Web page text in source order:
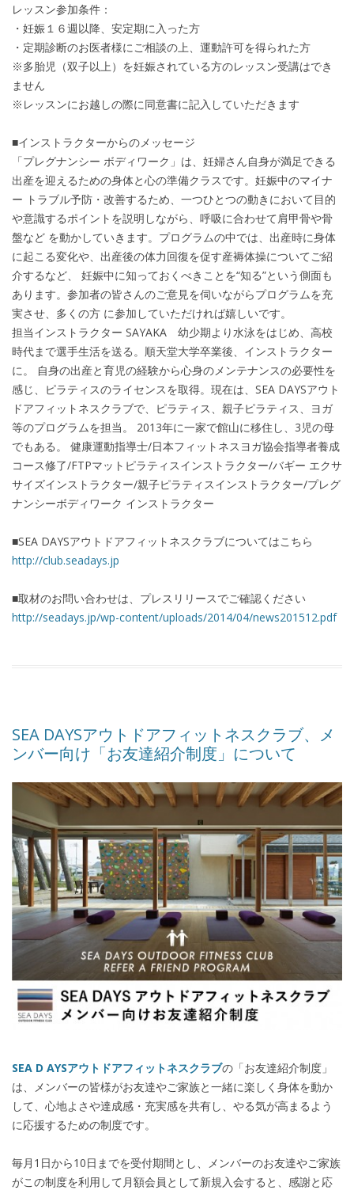
レッスン参加条件：
・妊娠１６週以降、安定期に入った方
・定期診断のお医者様にご相談の上、運動許可を得られた方
※多胎児（双子以上）を妊娠されている方のレッスン受講はでき
ません
※レッスンにお越しの際に同意書に記入していただきます
■インストラクターからのメッセージ
「プレグナンシー ボディワーク」は、妊婦さん自身が満足できる
出産を迎えるための身体と心の準備クラスです。妊娠中のマイナ
ー トラブル予防・改善するため、一つひとつの動きにおいて目的
や意識するポイントを説明しながら、呼吸に合わせて肩甲骨や骨
盤など を動かしていきます。プログラムの中では、出産時に身体
に起こる変化や、出産後の体力回復を促す産褥体操についてご紹
介するなど、 妊娠中に知っておくべきことを“知る”という側面も
あります。参加者の皆さんのご意見を伺いながらプログラムを充
実させ、多くの方 に参加していただければ嬉しいです。
担当インストラクター SAYAKA 幼少期より水泳をはじめ、高校
時代まで選手生活を送る。順天堂大学卒業後、インストラクター
に。 自身の出産と育児の経験から心身のメンテナンスの必要性を
感じ、ピラティスのライセンスを取得。現在は、SEA DAYSアウト
ドアフィットネスクラブで、ピラティス、親子ピラティス、ヨガ
等のプログラムを担当。 2013年に一家で館山に移住し、3児の母
でもある。 健康運動指導士/日本フィットネスヨガ協会指導者養成
コース修了/FTPマットピラティスインストラクター/バギー エクサ
サイズインストラクター/親子ピラティスインストラクター/プレグ
ナンシーボディワーク インストラクター
■SEA DAYSアウトドアフィットネスクラブについてはこちら
http://club.seadays.jp
■取材のお問い合わせは、プレスリリースでご確認ください
http://seadays.jp/wp-content/uploads/2014/04/news201512.pdf
SEA DAYSアウトドアフィットネスクラブ、メ
ンバー向け「お友達紹介制度」について
SEA D AYSアウトドアフィットネスクラブの「お友達紹介制度」
は、メンバーの皆様がお友達やご家族と一緒に楽しく身体を動か
して、心地よさや達成感・充実感を共有し、やる気が高まるよう
に応援するための制度です。
毎月1日から10日までを受付期間とし、メンバーのお友達やご家族
がこの制度を利用して月額会員として新規入会すると、感謝と応